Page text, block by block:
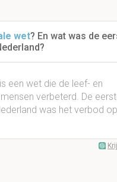
wet? En wat was de
een wet die de leef- en
verbeterd. De
was het verbod op